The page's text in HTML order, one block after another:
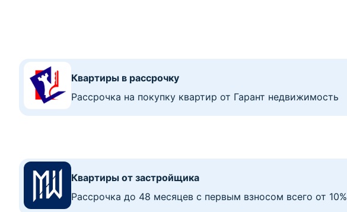
Квартиры в рассрочку
Рассрочка на покупку квартир от Гарант недвижимость
Квартиры от застройщика
Рассрочка до 48 месяцев с первым взносом всего от 10%